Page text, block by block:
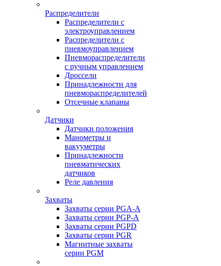
Распределители
Распределители с
электроуправлением
Распределители с
пневмоуправлением
Пневмораспределители
с ручным управлением
Дроссели
Принадлежности для
пневмораспределителей
Отсечные клапаны
Датчики
Датчики положения
Манометры и
вакууметры
Принадлежности
пневматических
датчиков
Реле давления
Захваты
Захваты серии PGA-A
Захваты серии PGP-A
Захваты серии PGPD
Захваты серии PGR
Магнитные захваты
серии PGM